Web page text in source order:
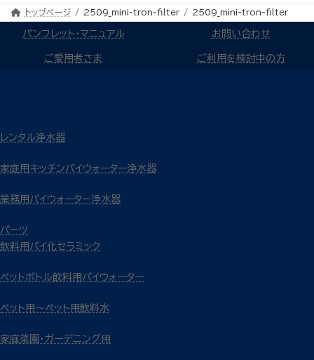
トップページ 2509_mini-tron-filter 2509_mini-tron-filter
パンフレット・マニュアル お問い合わせ
ご愛用者さま ご利用を検討中の方
レンタル浄水器
家庭用キッチンパイウォーター浄水器
業務用パイウォーター浄水器
パーツ
飲料用パイ化セラミック
ペットボトル飲料用パイウォーター
ペット用～ペット用飲料水
家庭菜園・ガーデニング用